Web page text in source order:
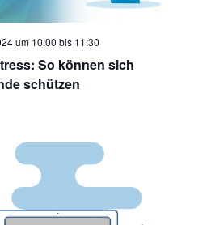
So können sich
schützen
um 10:00 bis 11:30